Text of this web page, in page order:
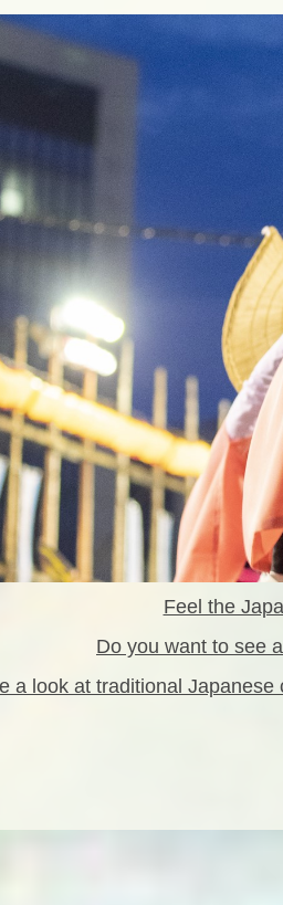
Feel the
Do you want to see
a look at traditional